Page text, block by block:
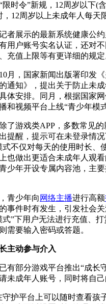
限时令”新规，12周岁以下(
，12周岁以上未成年人每天
展示的最新系统健康公约
用户账号实名认证，还对
充值上限等有更详细的规定
，国家新闻出版署印发《
通知》，提出关于防止未
体安排。同月，根据国家
和视频平台上线“青少年模式
游戏类APP，多数常见的
提醒，提示可在未登录情
式不仅对每天的使用时长、
也做出更适合未成年人观
少年开设专属内容池，主
少年向 网络主播进行高额
事件时有发生，引发社会关
式”下用户无法进行充值、
需要输入密码或答题。
主动参与介入
部分游戏平台推出“成长
未成年人账号，同时将自己
平台上可以随时查看孩子